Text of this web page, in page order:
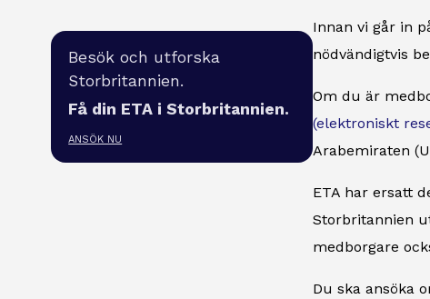
Besök och utforska
Storbritannien.
Få din ETA i Storbritannien.
ANSÖK NU
Innan vi går in
nödvändigtvis
Om du är
(elektroniskt
Arabemiraten
ETA har ersatt
Storbritannien
medborgare
Du ska ansöka